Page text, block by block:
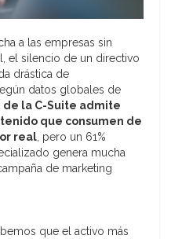
a las empresas sin
el silencio de un directivo
drástica de
datos globales de
de la C-Suite admite
que consumen de
real, pero un 61%
genera mucha
de marketing
que el activo más